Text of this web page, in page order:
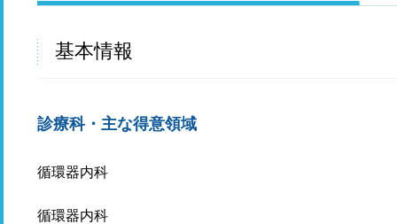
基本情報
診療科・主な得意領域
循環器内科
循環器内科